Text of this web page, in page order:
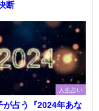
断
人生占い
が占う『2024年あな